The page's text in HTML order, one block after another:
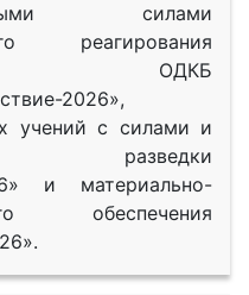
силами
реагирования
ОДКБ
2026»,
учений с силами и
разведки
и материально-
обеспечения